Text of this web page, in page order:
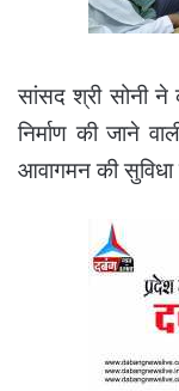
सांसद श्री सोनी
निर्माण की जाने
आवागमन की सुविधा